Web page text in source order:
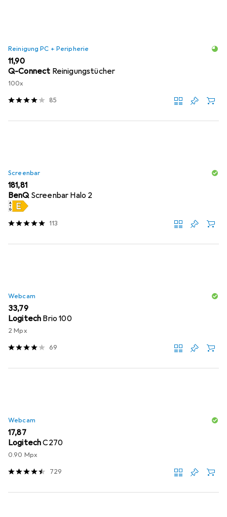
Reinigung PC + Peripherie
EUR
11,90
Q-Connect Reinigungstücher
100x
85
Screenbar
EUR
181,81
BenQ Screenbar Halo 2
113
Webcam
EUR
33,79
Logitech Brio 100
2 Mpx
69
Webcam
EUR
17,87
LogitechC270
0.90 Mpx
729